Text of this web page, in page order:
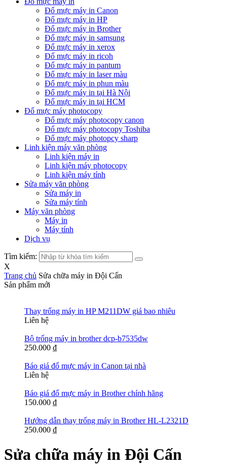
Đổ mực máy in Canon
Đổ mực máy in HP
Đổ mực máy in Brother
Đổ mực máy in samsung
Đổ mực máy in xerox
Đổ mực máy in ricoh
Đổ mực máy in pantum
Đổ mực máy in laser màu
Đổ mực máy in phun màu
Đổ mực máy in tại Hà Nội
Đổ mực máy in tại HCM
Đổ mực máy photocopy
Đổ mực máy photocopy canon
Đổ mực máy photocopy Toshiba
Đổ mực máy photopcy sharp
Linh kiện máy văn phòng
Linh kiện máy in
Linh kiện máy photocopy
Linh kiện máy tính
Sửa máy văn phòng
Sửa máy in
Sửa máy tính
Máy văn phòng
Máy in
Máy tính
Dịch vụ
Tìm kiếm:
X
Trang chủ Sửa chữa máy in Đội Cấn
Sản phẩm mới
Thay trống máy in HP M211DW giá bao nhiêu
Liên hệ
Bộ trống máy in brother dcp-b7535dw
250.000 ₫
Báo giá đổ mực máy in Canon tại nhà
Liên hệ
Báo giá đổ mực máy in Brother chính hãng
150.000 ₫
Hướng dẫn thay trống máy in Brother HL-L2321D
250.000 ₫
Sửa chữa máy in Đội Cấn